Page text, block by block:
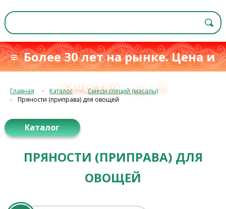
≡ Более 30 лет на рынке. Цена и
качествос 1993 г.≡
Главная Каталог
Смеси специй (масалы)
Пряности (приправа) для овощей
Каталог
ПРЯНОСТИ (ПРИПРАВА) ДЛЯ
ОВОЩЕЙ